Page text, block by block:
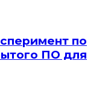
по
ПО для